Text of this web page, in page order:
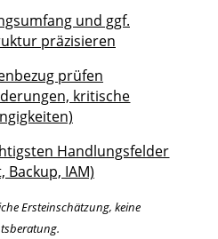
und ggf.
präzisieren
prüfen
kritische
Handlungsfelder
Backup, IAM)
Ersteinschätzung, keine